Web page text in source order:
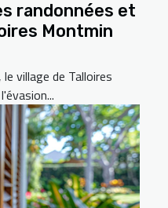
randonnées et
Montmin
village de Talloires